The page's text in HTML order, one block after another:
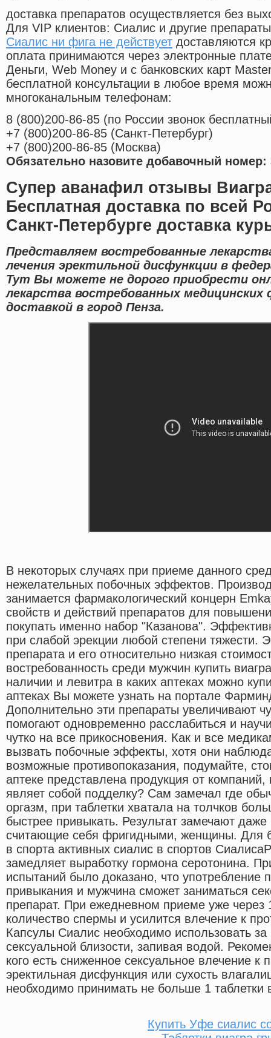
доставка препаратов осуществляется без
Для VIP клиентов: Сиалис и другие
Сиалис ни фига не действует доставляются
оплата принимаются через электронные
Деньги, Web Money и с банковских карт
бесплатной консультации в любое время
многоканальным телефонам:
8 (800)200-86-85 (по России звонок
+7 (800)200-86-85 (Санкт-Петербург)
+7 (800)200-86-85 (Москва)
Обязательно назовите добавочный номер:
Супер аванафил отзывы
Бесплатная доставка по всей
Санкт-Петербурге доставка
Представляем востребованные
лечения эректильной дисфункции в
Тут Вы можете не дорого приобрести
лекарства востребованных
доставкой в город Пенза.
В некоторых случаях при приеме данного
нежелательных побочных эффектов.
занимается фармакологический концерн
свойств и действий препаратов для
покупать именно набор "Казанова".
при слабой эрекции любой степени тяжести.
препарата и его относительно низкая
востребованность среди мужчин купить
наличии и левитра в каких аптеках можно
аптеках Вы можете узнать на портале
Дополнительно эти препараты увеличивают
помогают одновременно расслабиться и
чутко на все прикосновения. Как и все
вызвать побочные эффекты, хотя они
возможные противопоказания, подумайте,
аптеке представлена продукция от компаний,
являет собой подделку? Сам замечал где
оргазм, при таблетки хватала на толчков
быстрее привыкать. Результат замечают
считающие себя фригидными, женщины. Для
в спорта активных сиалис в спортов
замедляет выработку гормона серотонина.
испытаний было доказано, что употребление
привыкания и мужчина сможет заниматься
препарат. При ежедневном приеме уже через
количество спермы и усилится влечение к
Капсулы Сиалис необходимо использовать
сексуальной близости, запивая водой.
кого есть сниженное сексуальное влечение к
эректильная дисфункция или сухость
необходимо принимать не больше 1 таблетки
Купить Уфе сиалис